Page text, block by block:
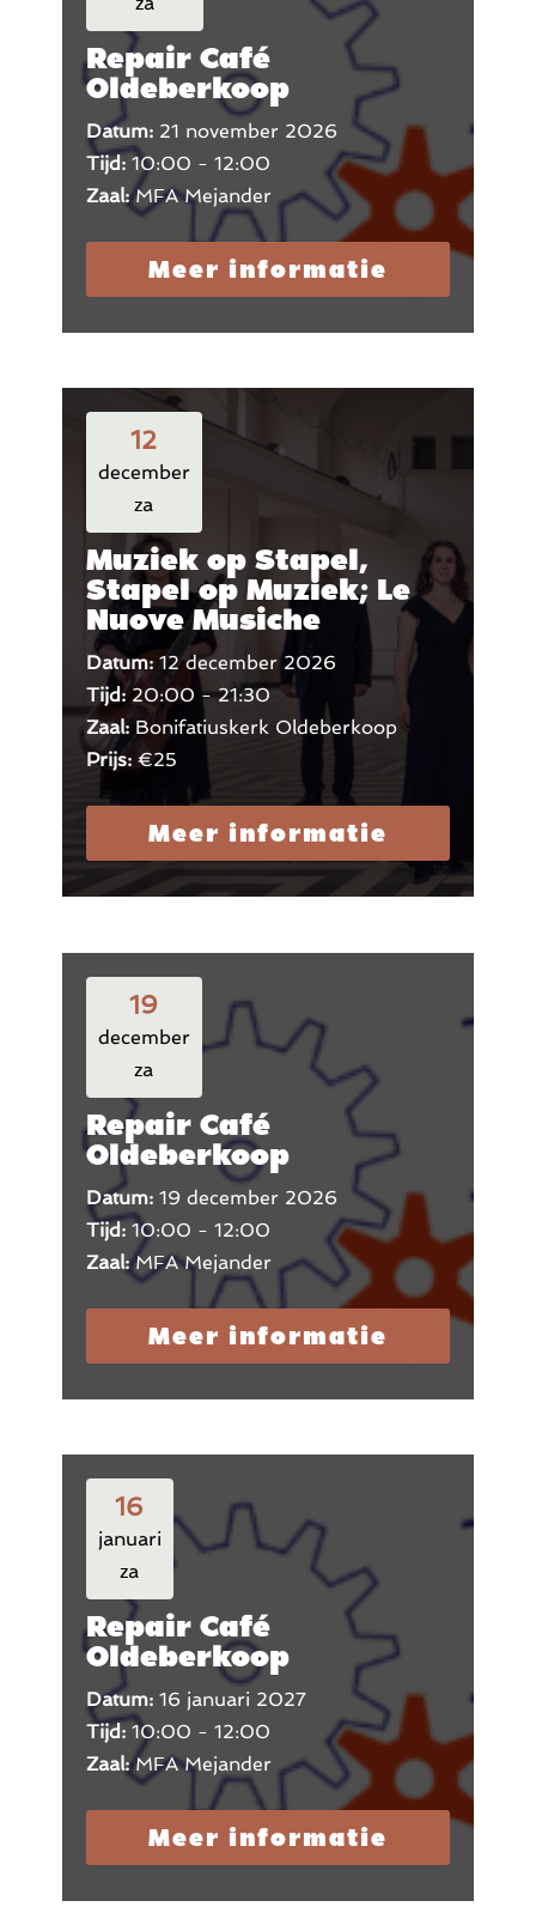
Repair Café
Oldeberkoop
Datum: 21 november 2026
Tijd: 10:00 - 12:00
Zaal:MFA Mejander
Meer informatie
12
december
za
Muziek op Stapel,
Stapel op Muziek; Le
Nuove Musiche
Datum: 12 december 2026
Tijd: 20:00 - 21:30
Zaal: Bonifatiuskerk Oldeberkoop
Prijs: €25
Meer informatie
19
december
za
Repair Café
Oldeberkoop
Datum: 19 december 2026
Tijd: 10:00 - 12:00
Zaal:MFA Mejander
Meer informatie
16
januari
za
Repair Café
Oldeberkoop
Datum: 16 januari 2027
Tijd: 10:00 - 12:00
Zaal:MFA Mejander
Meer informatie